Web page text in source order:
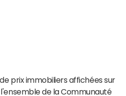
prix immobiliers affichées sur
de la Communauté